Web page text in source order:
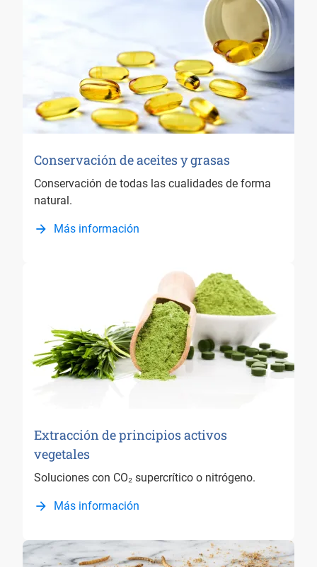
Conservación de aceites y grasas
Conservación de todas las cualidades de forma
natural.
Más información
Extracción de principios activos
vegetales
Soluciones con CO₂ supercrítico o nitrógeno.
Más información